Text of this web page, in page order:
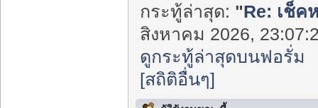
กระทู้ล่าสุด: "Re: เช็ค
สิงหาคม 2026,
ดูกระทู้ล่าสุดบนฟอรั่ม
[สถิติอื่นๆ]